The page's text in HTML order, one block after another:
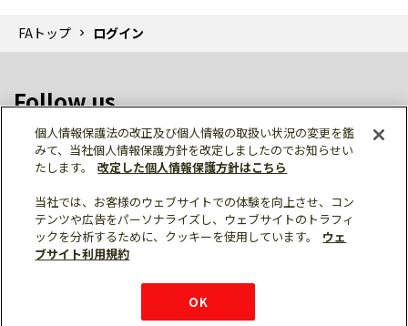
FAトップ ログイン
Follow us
個人情報保護 利用規約
ご利用にあたって
サイトマップ
三菱電機トップ
個人情報保護法の改正及び個人情報の取扱い状況の変更を鑑
みて、当社個人情報保護方針を改定しましたのでお知らせい
たします。
改定した個人情報保護方針はこちら
当社では、お客様のウェブサイトでの体験を向上させ、コン
テンツや広告をパーソナライズし、ウェブサイトのトラフィ
ックを分析するために、クッキーを使用しています。
ウェ
ブサイト利用規約
OK
チャットサービス